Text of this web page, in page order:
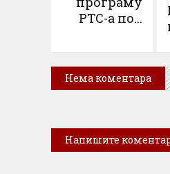
РТС-а по...
Нема коментара
Напишите